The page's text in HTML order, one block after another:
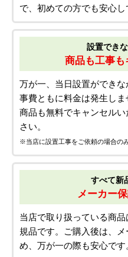
で、初めての方でも安心し
設置でき
商品も工事も
万が一、当日設置ができ
事費ともに料金は発生しま
商品も無料でキャンセル
さい。
※当店に設置工事をご依頼の場合の
すべて新
メーカー
当店で取り扱っている商
規品です。ご購入後は、
め、万が一の際も安心です